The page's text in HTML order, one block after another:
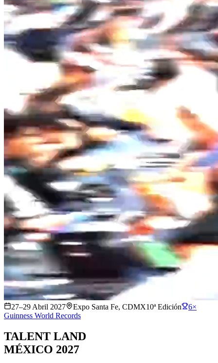
27–29 Abril 2027 Expo Santa Fe, CDMX10ª Edición
6×
Guinness World Records
TALENT LAND
MÉXICO 2027